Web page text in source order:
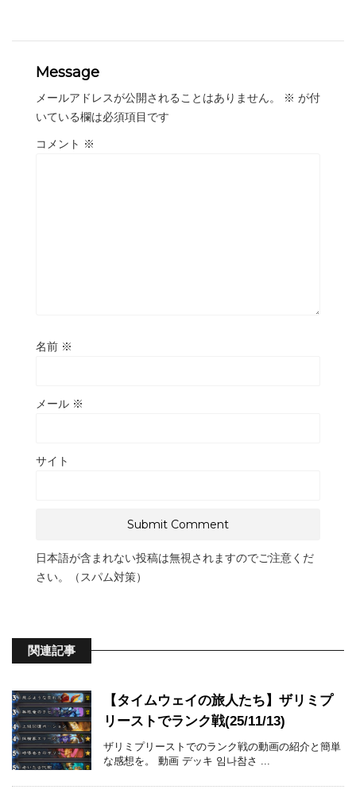
Message
メールアドレスが公開されることはありません。 ※ が付
いている欄は必須項目です
コメント ※
名前 ※
メール ※
サイト
日本語が含まれない投稿は無視されますのでご注意くだ
さい。（スパム対策）
関連記事
【タイムウェイの旅人たち】ザリミプ
リーストでランク戦(25/11/13)
ザリミプリーストでのランク戦の動画の紹介と簡単
な感想を。 動画 デッキ 임나참さ ...